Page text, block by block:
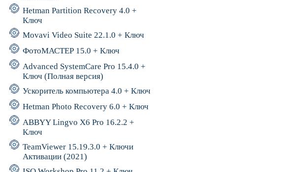
Hetman Partition Recovery 4.0 +
Ключ
Movavi Video Suite 22.1.0 + Ключ
ФотоМАСТЕР 15.0 + Ключ
Advanced SystemCare Pro 15.4.0 +
Ключ (Полная версия)
Ускоритель компьютера 4.0 + Ключ
Hetman Photo Recovery 6.0 + Ключ
ABBYY Lingvo X6 Pro 16.2.2 +
Ключ
TeamViewer 15.19.3.0 + Ключи
Активации (2021)